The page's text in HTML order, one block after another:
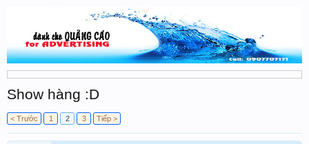
Show hàng :D
< Trước 1 2 3 Tiếp >